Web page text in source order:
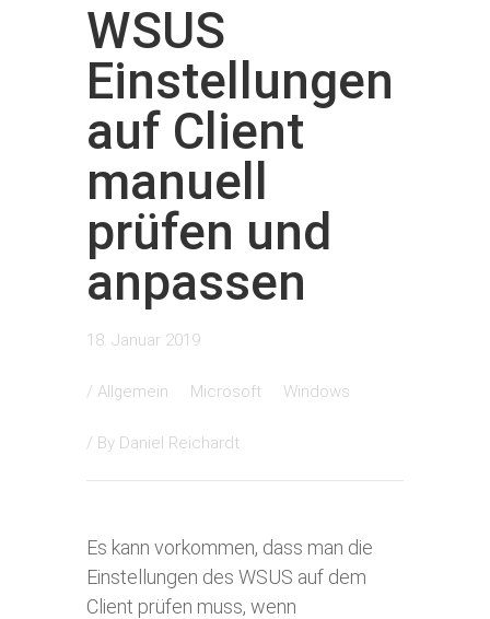
WSUS
Einstellungen
auf Client
manuell
prüfen und
anpassen
18. Januar 2019
/ Allgemein Microsoft Windows
/ By Daniel Reichardt
Es kann vorkommen, dass man die
Einstellungen des WSUS auf dem
Client prüfen muss, wenn